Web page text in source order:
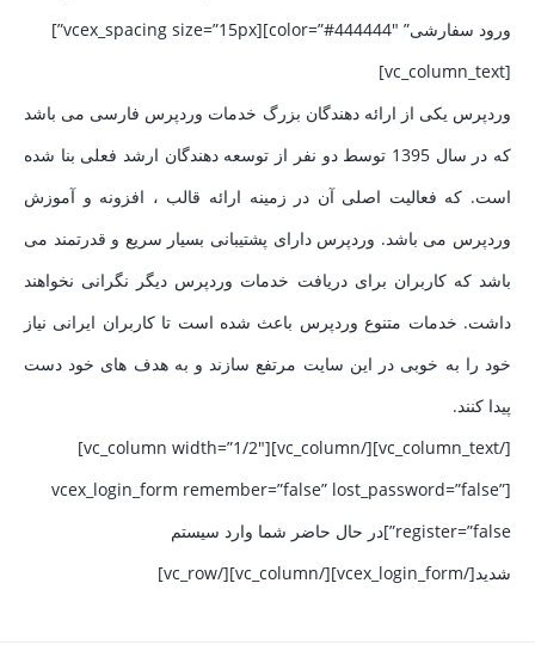
ورود سفارشی” color=”#444444″][vcex_spacing size=”15px”]
[vc_column_text]
وردپرس یکی از ارائه دهندگان بزرگ خدمات وردپرس فارسی می باشد
که در سال 1395 توسط دو نفر از توسعه دهندگان ارشد فعلی بنا شده
است. که فعالیت اصلی آن در زمینه ارائه قالب ، افزونه و آموزش
وردپرس می باشد. وردپرس دارای پشتیبانی بسیار سریع و قدرتمند می
باشد که کاربران برای دریافت خدمات وردپرس دیگر نگرانی نخواهند
داشت. خدمات متنوع وردپرس باعث شده است تا کاربران ایرانی نیاز
خود را به خوبی در این سایت مرتفع سازند و به هدف های خود دست
پیدا کنند.
[/vc_column_text][/vc_column][vc_column width=”1/2″]
[vcex_login_form remember=”false” lost_password=”false”
register=”false”]در حال حاضر شما وارد سیستم
شدید[/vcex_login_form][/vc_column][/vc_row]